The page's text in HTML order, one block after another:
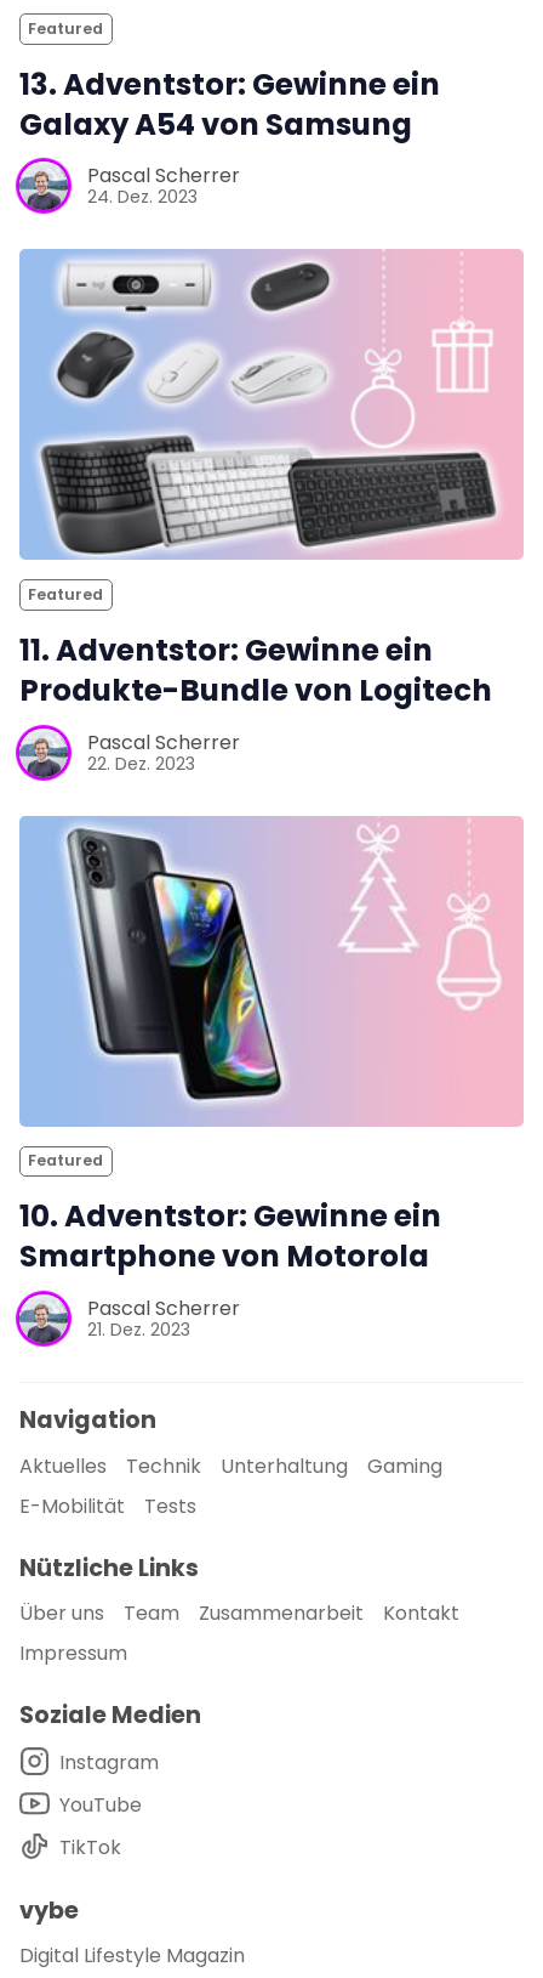
Featured
13. Adventstor: Gewinne ein
Galaxy A54 von Samsung
Pascal Scherrer
24. Dez. 2023
Featured
11. Adventstor: Gewinne ein
Produkte-Bundle von Logitech
Pascal Scherrer
22. Dez. 2023
Featured
10. Adventstor: Gewinne ein
Smartphone von Motorola
Pascal Scherrer
21. Dez. 2023
Navigation
Aktuelles Technik Unterhaltung
Gaming
E-Mobilität
Tests
Nützliche Links
Über uns Team Zusammenarbeit
Kontakt
Impressum
Soziale Medien
Instagram
YouTube
TikTok
vybe
Digital Lifestyle Magazin